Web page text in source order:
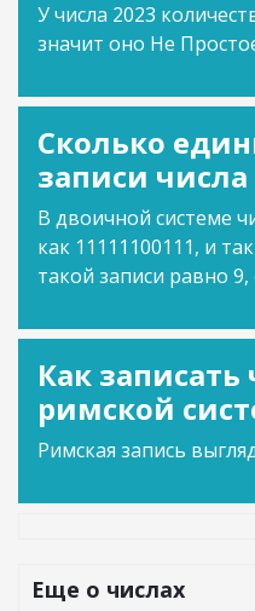
У числа 2023
значит оно Не
Сколько
записи числа
В двоичной системе
как 11111100111, и
такой записи равно
Как записать
римской
Римская запись
Еще о числах